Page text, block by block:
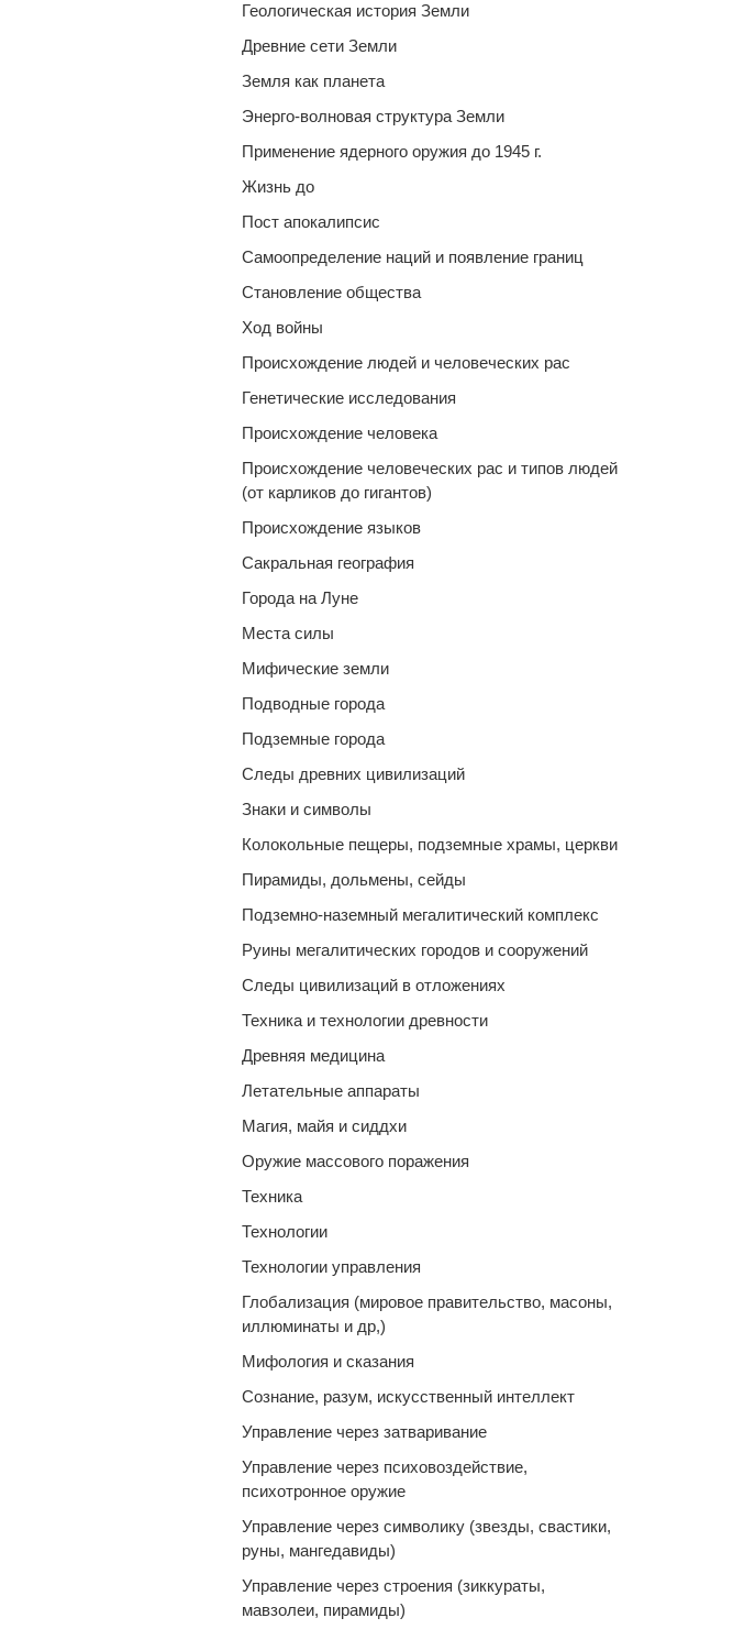
Геологическая история Земли
Древние сети Земли
Земля как планета
Энерго-волновая структура Земли
Применение ядерного оружия до 1945 г.
Жизнь до
Пост апокалипсис
Самоопределение наций и появление границ
Становление общества
Ход войны
Происхождение людей и человеческих рас
Генетические исследования
Происхождение человека
Происхождение человеческих рас и типов людей
(от карликов до гигантов)
Происхождение языков
Сакральная география
Города на Луне
Места силы
Мифические земли
Подводные города
Подземные города
Следы древних цивилизаций
Знаки и символы
Колокольные пещеры, подземные храмы, церкви
Пирамиды, дольмены, сейды
Подземно-наземный мегалитический комплекс
Руины мегалитических городов и сооружений
Следы цивилизаций в отложениях
Техника и технологии древности
Древняя медицина
Летательные аппараты
Магия, майя и сиддхи
Оружие массового поражения
Техника
Технологии
Технологии управления
Глобализация (мировое правительство, масоны,
иллюминаты и др,)
Мифология и сказания
Сознание, разум, искусственный интеллект
Управление через затваривание
Управление через психовоздействие,
психотронное оружие
Управление через символику (звезды, свастики,
руны, мангедавиды)
Управление через строения (зиккураты,
мавзолеи, пирамиды)